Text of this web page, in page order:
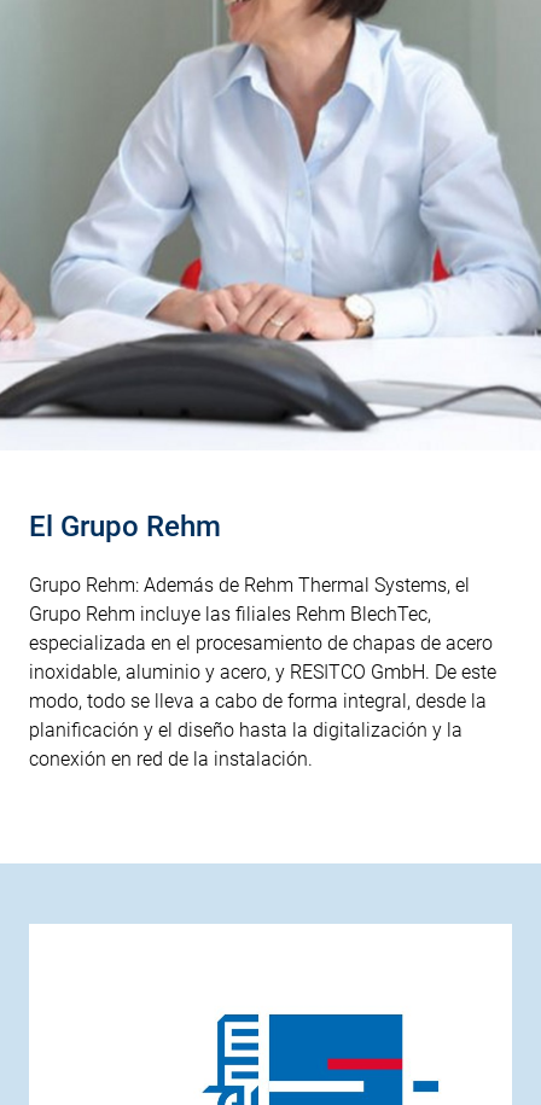
El Grupo Rehm
Grupo Rehm: Además de Rehm Thermal Systems, el
Grupo Rehm incluye las filiales Rehm BlechTec,
especializada en el procesamiento de chapas de acero
inoxidable, aluminio y acero, y RESITCO GmbH. De este
modo, todo se lleva a cabo de forma integral, desde la
planificación y el diseño hasta la digitalización y la
conexión en red de la instalación.